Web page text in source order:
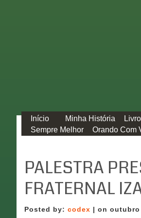
Início Minha História
Sempre Melhor
Orando Com
PALESTRA
FRATERNAL
Posted by: codex | on outubro